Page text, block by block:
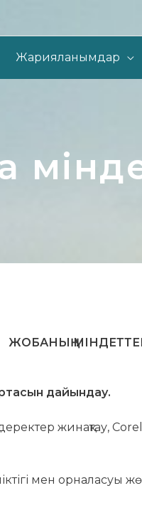
Жарияланымдар
ЖОБАНЫҢ
дайындау.
жинақтау,
мен